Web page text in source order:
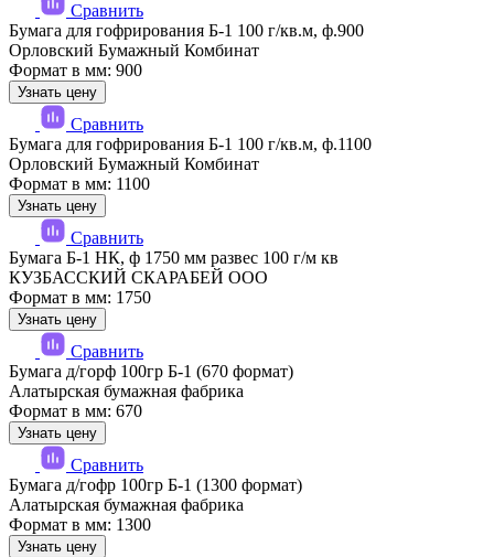
Сравнить
Бумага для гофрирования Б-1 100 г/кв.м, ф.900
Орловский Бумажный Комбинат
Формат в мм: 900
Узнать цену
Сравнить
Бумага для гофрирования Б-1 100 г/кв.м, ф.1100
Орловский Бумажный Комбинат
Формат в мм: 1100
Узнать цену
Сравнить
Бумага Б-1 НК, ф 1750 мм развес 100 г/м кв
КУЗБАССКИЙ СКАРАБЕЙ ООО
Формат в мм: 1750
Узнать цену
Сравнить
Бумага д/горф 100гр Б-1 (670 формат)
Алатырская бумажная фабрика
Формат в мм: 670
Узнать цену
Сравнить
Бумага д/гофр 100гр Б-1 (1300 формат)
Алатырская бумажная фабрика
Формат в мм: 1300
Узнать цену